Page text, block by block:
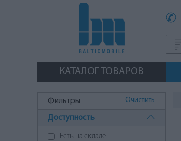
КАТАЛОГ ТОВАРОВ
Фильтры Очистить
Доступность
Есть на складе